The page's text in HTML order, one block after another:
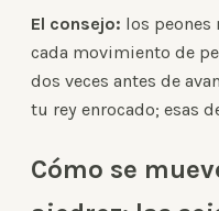
El consejo: los peones
cada movimiento de
dos veces antes de
tu rey enrocado; esas
Cómo se